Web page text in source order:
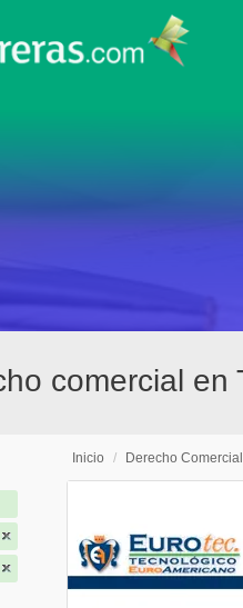
comercial
Inicio / Derecho Comercial